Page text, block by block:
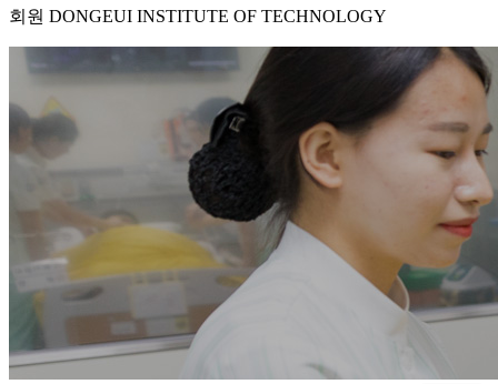
회원 DONGEUI INSTITUTE OF TECHNOLOGY